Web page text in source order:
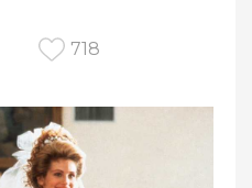
718